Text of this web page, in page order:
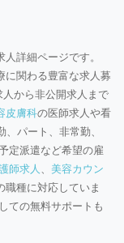
詳細ページです。
に関わる豊富な求人募
から非公開求人まで
皮膚科の医師求人や看
パート、非常勤、
定派遣など希望の雇
師求人
美容カウン
職種に対応していま
ての無料サポートも